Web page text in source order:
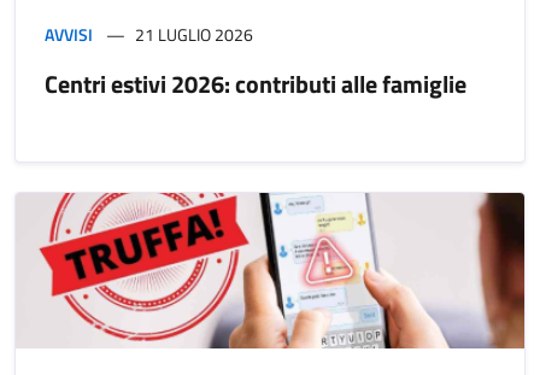
AVVISI 21 LUGLIO 2026
Centri estivi 2026: contributi alle famiglie